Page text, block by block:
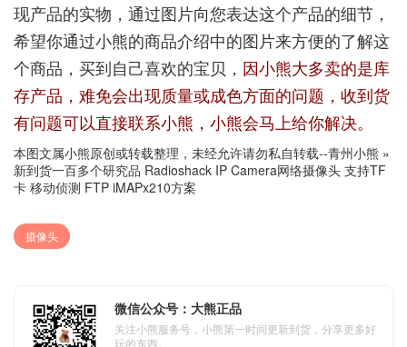
现产品的实物，通过图片向您表达这个产品的细节，
希望你通过小熊的商品介绍中的图片来方便的了解这
个商品，买到自己喜欢的宝贝， 因小熊大多卖的是库
存产品，难免会出现质量或成色方面的问题，收到货
有问题可以直接联系小熊，小熊会马上给你解决。
本图文属小熊原创或转载整理，未经允许请勿私自转载--青州小熊 »
新到货一百多个研究品 Radioshack IP Camera网络摄像头 支持TF
卡 移动侦测 FTP iMAPx210方案
摄像头
微信公众号：大熊正品
关注小熊服务号，小熊第一时间更新到货，分享更多好
玩的东西。